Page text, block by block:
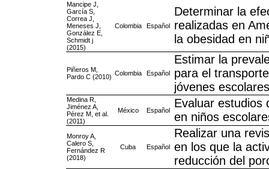
Mancipe J,
García S,
Correa J,
Meneses J,
González E,
Schmidt j
(2015)
Colombia Español
Determinar la
realizadas en
la obesidad en
Piñeros M,
Pardo C (2010) Colombia Español
Estimar la
para el
jóvenes
Medina R,
Jiménez A,
Pérez M, et al.
(2011)
México Español
Evaluar estudios
en niños
Monroy A,
Calero S,
Fernández R
(2018)
Cuba Español
Realizar una
en los que la
reducción del